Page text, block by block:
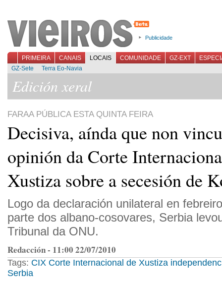
Publicidade
PRIMEIRA CANAIS LOCAIS COMUNIDADE GZ-EXT
GZ-Sete
Terra Eo-Navia
Edición xeral
FARAA PÚBLICA ESTA QUINTA FEIRA
Decisiva, aínda que non
opinión da Corte
Xustiza sobre a secesión de
Logo da declaración unilateral en
parte dos albano-cosovares, Serbia
Tribunal da ONU.
Redacción - 11:00 22/07/2010
Tags: CIX Corte Internacional de Xustiza
Serbia